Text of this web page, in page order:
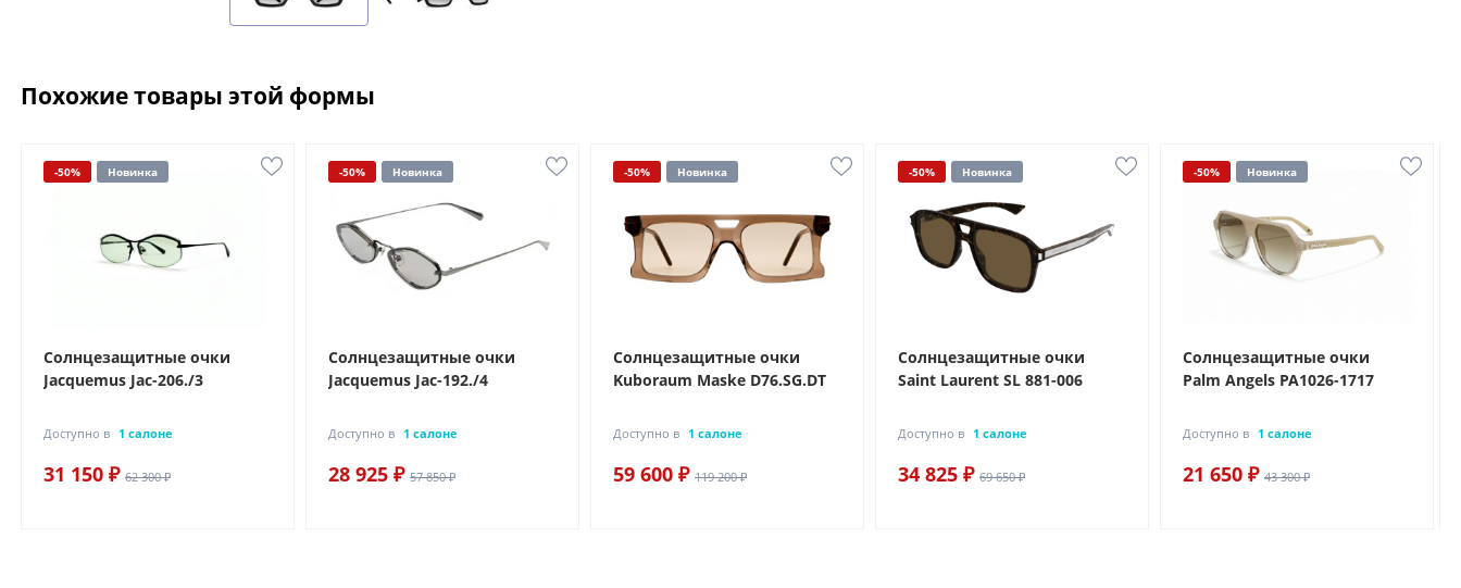
Похожие товары этой формы
-50% Новинка
Солнцезащитные очки
Jacquemus Jac-206./3
Доступно в 1 салоне
31 150 ₽ 62 300 ₽
-50% Новинка
Солнцезащитные очки
Jacquemus Jac-192./4
Доступно в 1 салоне
28 925 ₽ 57 850 ₽
-50% Новинка
Солнцезащитные очки
Kuboraum Maske D76.SG.DT
Доступно в 1 салоне
59 600 ₽ 119 200 ₽
-50% Новинка
Солнцезащитные очки
Saint Laurent SL 881-006
Доступно в 1 салоне
34 825 ₽ 69 650 ₽
-50% Новинка
Солнцезащитные очки
Palm Angels PA1026-1717
Доступно в 1 салоне
21 650 ₽ 43 300 ₽